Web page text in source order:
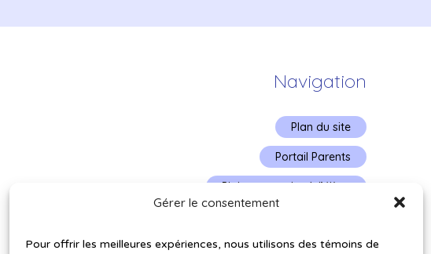
Gérer le consentement
Pour offrir les meilleures expériences, nous utilisons des témoins de
Navigation
Plan du site
Portail Parents
Plainte – service à l’élève